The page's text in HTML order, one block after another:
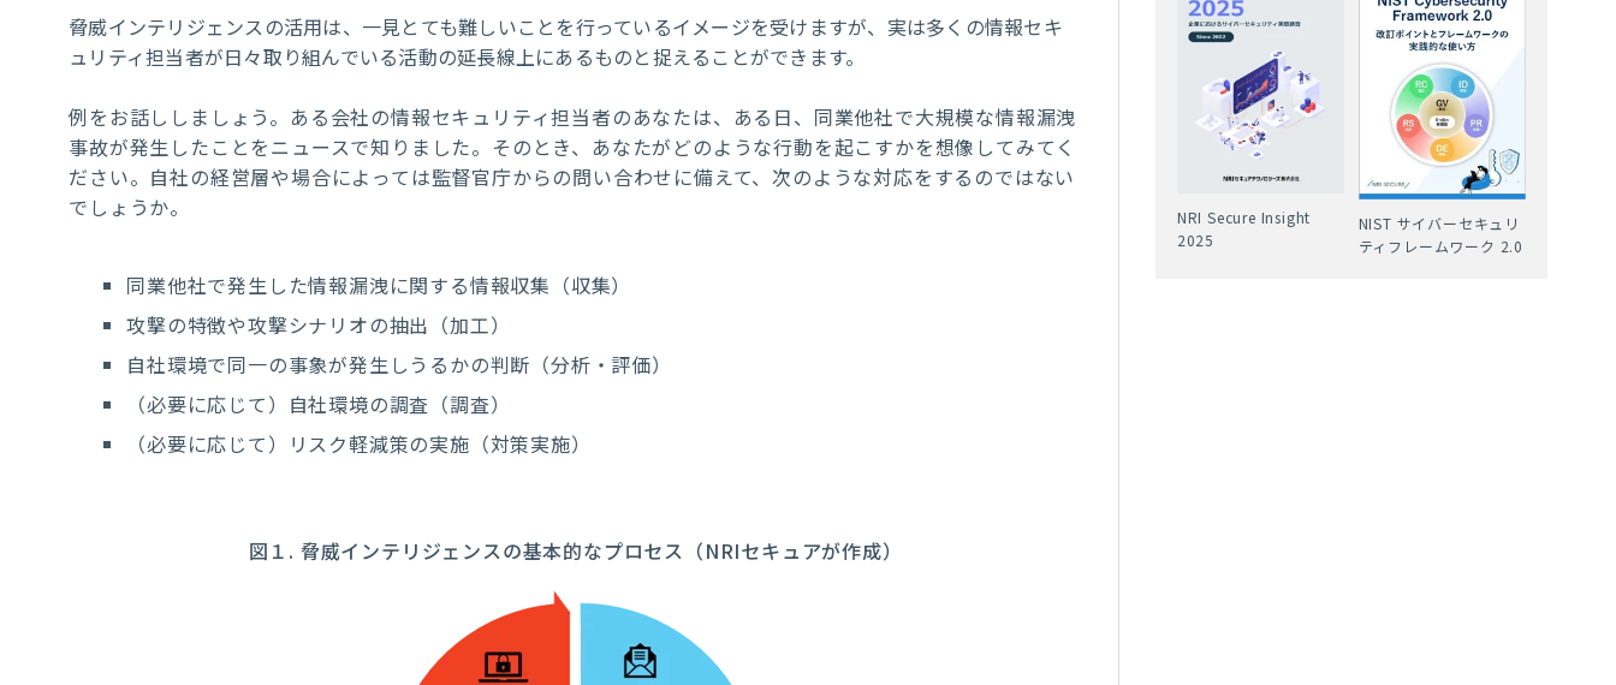
脅威インテリジェンスの活用は、一見とても難しいことを行っているイメージを受けますが、実は多くの情報セキ
ュリティ担当者が日々取り組んでいる活動の延長線上にあるものと捉えることができます。
例をお話ししましょう。ある会社の情報セキュリティ担当者のあなたは、ある日、同業他社で大規模な情報漏洩
事故が発生したことをニュースで知りました。そのとき、あなたがどのような行動を起こすかを想像してみてく
ださい。自社の経営層や場合によっては監督官庁からの問い合わせに備えて、次のような対応をするのではない
でしょうか。
同業他社で発生した情報漏洩に関する情報収集（収集）
攻撃の特徴や攻撃シナリオの抽出（加工）
自社環境で同一の事象が発生しうるかの判断（分析・評価）
（必要に応じて）自社環境の調査（調査）
（必要に応じて）リスク軽減策の実施（対策実施）
図１. 脅威インテリジェンスの基本的なプロセス（NRIセキュアが作成）
NRI Secure Insight
2025
NIST サイバーセキュリ
ティフレームワーク 2.0